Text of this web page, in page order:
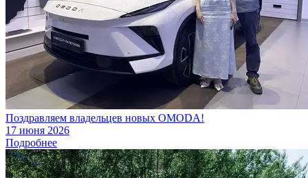
Поздравляем владельцев новых OMODA!
17 июня 2026
Подробнее